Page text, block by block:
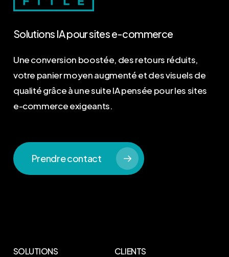
Solutions IApoursitese-commerce
Une conversion boostée, des retours réduits,
votre panier moyen augmenté et des visuels de
qualité grâce à une suite IA pensée pour les sites
e-commerce exigeants.
Prendre contact
SOLUTIONS CLIENTS